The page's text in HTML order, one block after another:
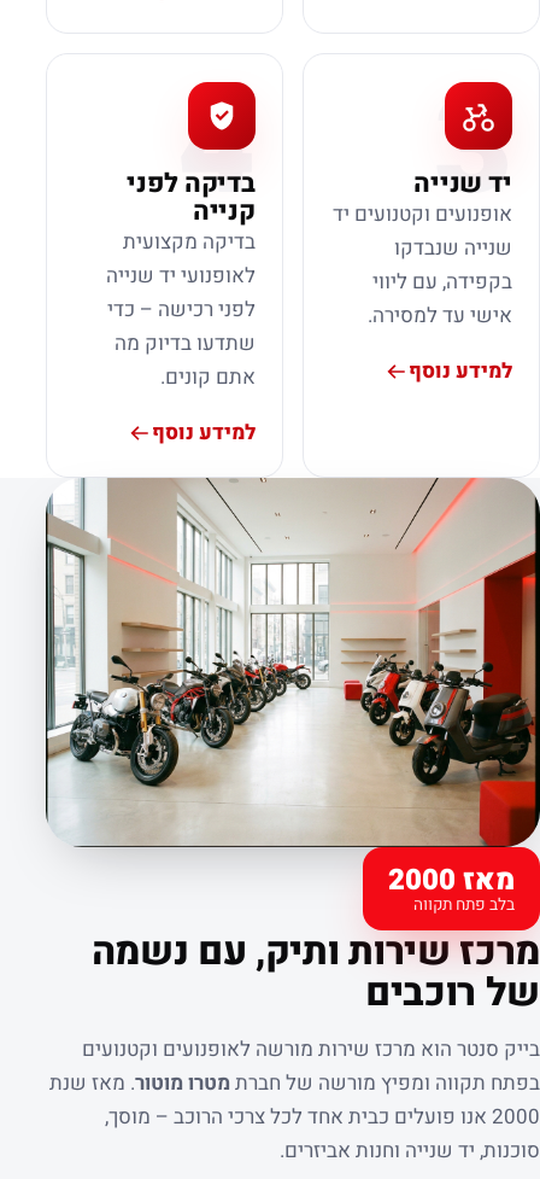
3
יד שנייה
אופנועים וקטנועים יד
שנייה שנבדקו
בקפידה, עם ליווי
אישי עד למסירה.
למידע נוסף
4
בדיקה לפני
קנייה
בדיקה מקצועית
לאופנועי יד שנייה
לפני רכישה – כדי
שתדעו בדיוק מה
אתם קונים.
למידע נוסף
מאז 2000
בלב פתח תקווה
קצת עלינו
מרכז שירות ותיק, עם נשמה
של רוכבים
בייק סנטר הוא מרכז שירות מורשה לאופנועים וקטנועים
בפתח תקווה ומפיץ מורשה של חברת מטרו מוטור. מאז שנת
2000 אנו פועלים כבית אחד לכל צרכי הרוכב – מוסך,
סוכנות, יד שנייה וחנות אביזרים.